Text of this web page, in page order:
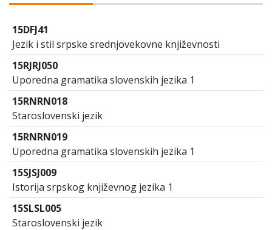
15DFJ41
Jezik i stil srpske srednjovekovne književnosti
15RJRJ050
Uporedna gramatika slovenskih jezika 1
15RNRN018
Staroslovenski jezik
15RNRN019
Uporedna gramatika slovenskih jezika 1
15SJSJ009
Istorija srpskog književnog jezika 1
15SLSL005
Staroslovenski jezik